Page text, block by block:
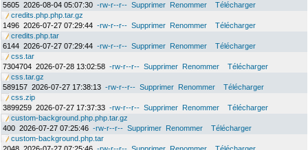
5605 2026-08-04 05:07:30 -rw-r--r-- Supprimer Renommer
Télécharger
credits.php.php.tar.gz
1496 2026-07-27 07:29:44 -rw-r--r-- Supprimer Renommer
Télécharger
credits.php.tar
6144 2026-07-27 07:29:44 -rw-r--r-- Supprimer Renommer
Télécharger
css.tar
7304704 2026-07-28 13:02:58 -rw-r--r-- Supprimer Renommer
Télécharger
css.tar.gz
589157 2026-07-27 17:38:13 -rw-r--r-- Supprimer Renommer
Télécharger
css.zip
3899259 2026-07-27 17:37:33 -rw-r--r-- Supprimer Renommer
Télécharger
custom-background.php.php.tar.gz
400 2026-07-27 07:25:46 -rw-r--r-- Supprimer Renommer
Télécharger
custom-background.php.tar